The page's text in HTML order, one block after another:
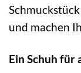
und machen
Ein Schuh für